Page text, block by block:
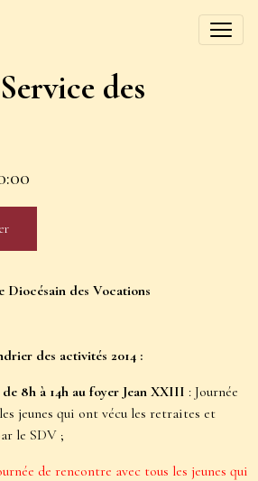
des
Diocésain des Vocations
des activités 2014 :
de 8h à 14h au foyer Jean XXIII : Journée
jeunes qui ont vécu les retraites et
le SDV ;
de rencontre avec tous les jeunes qui